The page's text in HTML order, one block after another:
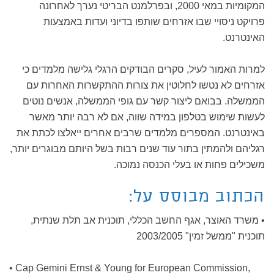
המקומיות במאי 2000, ובפרלמנט הבריטי נערך לאחרונה
פרויקט ניסויי שבו אזרחים שותפו בדיוני ועדות באמצעות
האינטרנט.
למרות האמור לעיל, סקרים הבודקים הרגלי גלישה מלמדים כי
אזרחים לא נטשו לחלוטין את צורות ההתקשרות האחרות עם
הממשלה. בבואם ליצור קשר עם גופי הממשלה, אנשים נוטים
לעשות שימוש בטלפון במידה שווה, אם לא רבה יותר מאשר
באינטרנט. המספרים מלמדים שרבים אחרים ייאלצו לכתת את
רגליהם ולהמתין בתור עוד שנים רבות בשל היותם מבוגרים יותר,
משכילים פחות או בעלי הכנסה נמוכה.
הכתוב מבוסס על:
• משרד האוצר, אגף החשב הכללי, תוכנית אב תלת שנתית,
תוכנית "ממשל זמין" 2003/2005
• Cap Gemini Ernst & Young for European Commission,